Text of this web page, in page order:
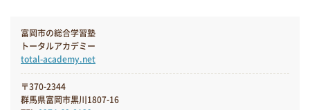
富岡市の総合学習塾
トータルアカデミー
total-academy.net
〒370-2344
群馬県富岡市黒川1807-16